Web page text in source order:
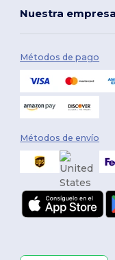
Nuestra empresa
Métodos de pago
Métodos de envío